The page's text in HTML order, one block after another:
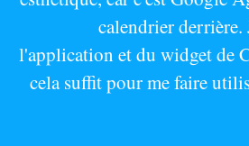
calendrier derrière.
l'application et du widget de
cela suffit pour me faire